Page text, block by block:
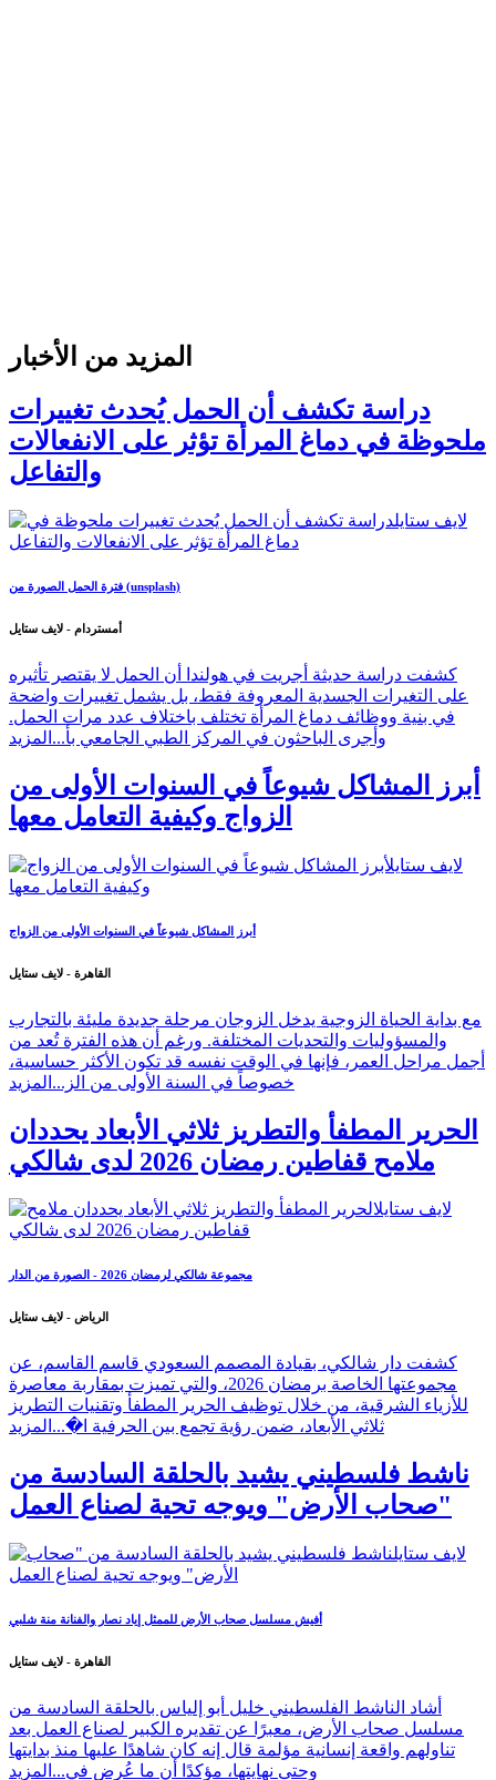
المزيد من الأخبار
دراسة تكشف أن الحمل يُحدث تغييرات
ملحوظة في دماغ المرأة تؤثر على الانفعالات
والتفاعل
فترة الحمل الصورة من (unsplash)
أمستردام - لايف ستايل
كشفت دراسة حديثة أجريت في هولندا أن الحمل لا يقتصر تأثيره
على التغيرات الجسدية المعروفة فقط، بل يشمل تغييرات واضحة
في بنية ووظائف دماغ المرأة تختلف باختلاف عدد مرات الحمل.
وأجرى الباحثون في المركز الطبي الجامعي بأ... المزيد
أبرز المشاكل شيوعاً في السنوات الأولى من
الزواج وكيفية التعامل معها
أبرز المشاكل شيوعاً في السنوات الأولى من الزواج
القاهرة - لايف ستايل
مع بداية الحياة الزوجية يدخل الزوجان مرحلة جديدة مليئة بالتجارب
والمسؤوليات والتحديات المختلفة. ورغم أن هذه الفترة تُعد من
أجمل مراحل العمر، فإنها في الوقت نفسه قد تكون الأكثر حساسية،
خصوصاً في السنة الأولى من الز... المزيد
الحرير المطفأ والتطريز ثلاثي الأبعاد يحددان
ملامح قفاطين رمضان 2026 لدى شالكي
مجموعة شالكي لرمضان 2026 - الصورة من الدار
الرياض - لايف ستايل
كشفت دار شالكي، بقيادة المصمم السعودي قاسم القاسم، عن
مجموعتها الخاصة برمضان 2026، والتي تميزت بمقاربة معاصرة
للأزياء الشرقية، من خلال توظيف الحرير المطفأ وتقنيات التطريز
ثلاثي الأبعاد، ضمن رؤية تجمع بين الحرفية ا�... المزيد
ناشط فلسطيني يشيد بالحلقة السادسة من
"صحاب الأرض" ويوجه تحية لصناع العمل
أفيش مسلسل صحاب الأرض للممثل إياد نصار والفنانة منة شلبي
القاهرة - لايف ستايل
أشاد الناشط الفلسطيني خليل أبو إلياس بالحلقة السادسة من
مسلسل صحاب الأرض، معبرًا عن تقديره الكبير لصناع العمل بعد
تناولهم واقعة إنسانية مؤلمة قال إنه كان شاهدًا عليها منذ بدايتها
وحتى نهايتها، مؤكدًا أن ما عُرض في... المزيد